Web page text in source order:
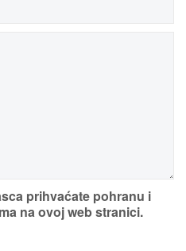
prihvaćate pohranu i
na ovoj web stranici.